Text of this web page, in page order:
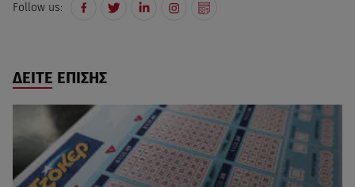
Follow us:
ΔΕΙΤΕ ΕΠΙΣΗΣ